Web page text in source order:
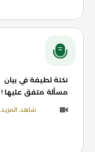
نكتة لطيفة في بيان
مسألة متفق عليها !
شاهد المزيد